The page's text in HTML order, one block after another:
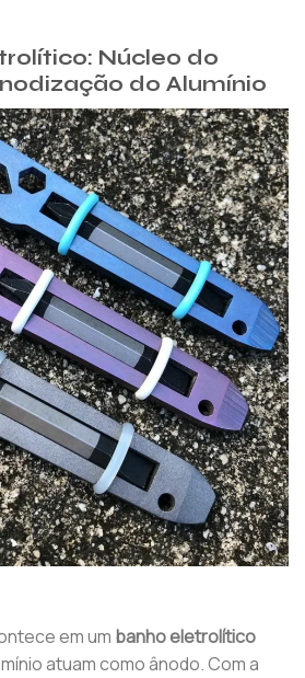
Núcleo do
do Alumínio
em um banho eletrolítico
atuam como ânodo. Com a